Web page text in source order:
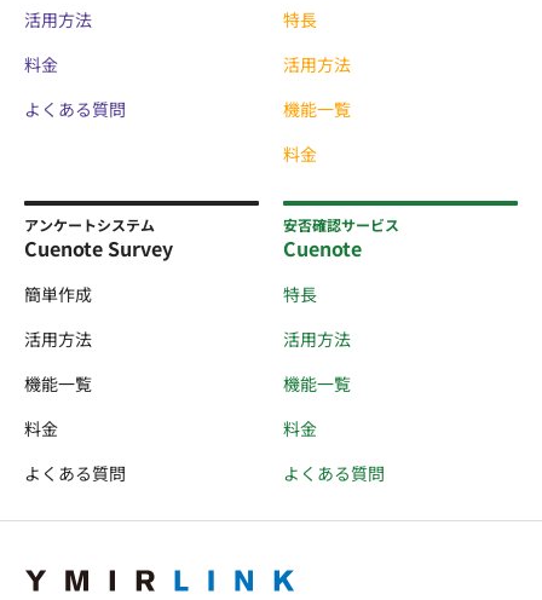
活用方法
料金
よくある質問
特長
活用方法
機能一覧
料金
アンケートシステム
Cuenote Survey
簡単作成
活用方法
機能一覧
料金
よくある質問
安否確認サービス
Cuenote
特長
活用方法
機能一覧
料金
よくある質問